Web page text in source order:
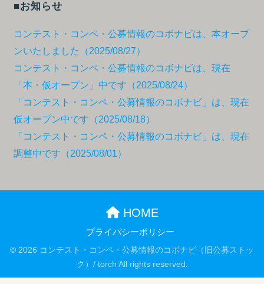
■お知らせ
コンテスト・コンペ・公募情報のコボナビは、本オープ
ンいたしました（2025/08/27）
コンテスト・コンペ・公募情報のコボナビは、現在
「本・仮オープン」中です（2025/08/24）
「コンテスト・コンペ・公募情報のコボナビ」は、現在
仮オープン中です（2025/08/18）
「コンテスト・コンペ・公募情報のコボナビ」は、現在
調整中です（2025/08/01）
HOME
プライバシーポリシー
© 2026 コンテスト・コンペ・公募情報のコボナビ（旧公募ストッ
ク）/ torch All rights reserved.